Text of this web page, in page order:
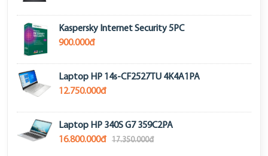
Kaspersky Internet Security 5PC
900.000đ
Laptop HP 14s-CF2527TU 4K4A1PA
12.750.000đ
Laptop HP 340S G7 359C2PA
16.800.000đ
17.350.000đ